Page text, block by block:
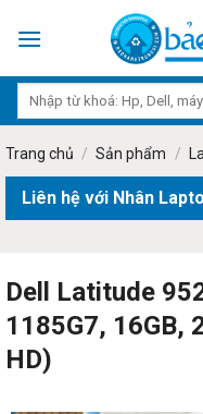
Trang chủ / Sản phẩm /
Liên hệ với Nhân
Phạm Văn Bạch, Phường
Dell Latitude
1185G7, 16GB,
HD)